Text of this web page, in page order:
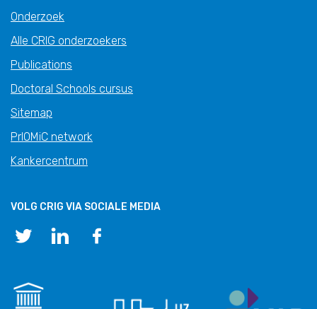
Onderzoek
Alle CRIG onderzoekers
Publications
Doctoral Schools cursus
Sitemap
PrIOMiC network
Kankercentrum
VOLG CRIG VIA SOCIALE MEDIA